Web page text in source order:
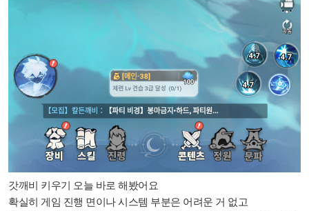
갓깨비 키우기 오늘 바로 해봤어요
확실히 게임 진행 면이나 시스템 부분은 어려운 거 없고